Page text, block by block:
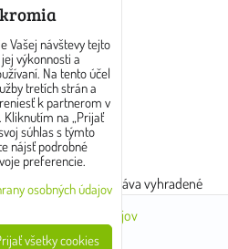
Všetky práva vyhradené
osobných údajov
Vašej návštevy tejto
výkonnosti a
Na tento účel
tretích strán a
k partnerom v
Kliknutím na „Prijať
súhlas s týmto
nájsť podrobné
preferencie.
osobných údajov
všetky cookies